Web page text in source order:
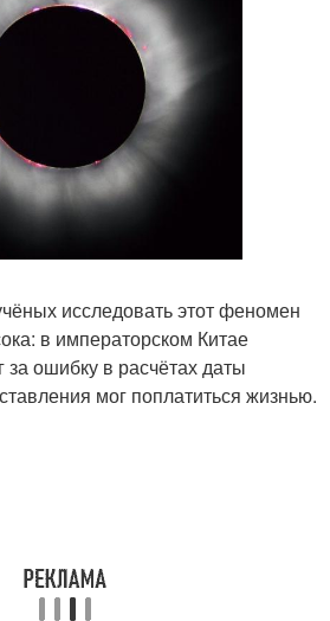
исследовать этот феномен
в императорском Китае
ошибку в расчётах даты
мог поплатиться жизнью.